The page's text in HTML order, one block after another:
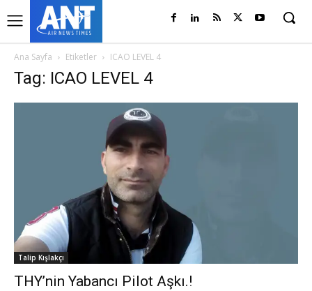
Ana Sayfa Etiketler ICAO LEVEL 4
Tag: ICAO LEVEL 4
Talip Kışlakçı
THY’nin Yabancı Pilot Aşkı.!